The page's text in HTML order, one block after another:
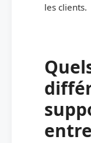
les clients.